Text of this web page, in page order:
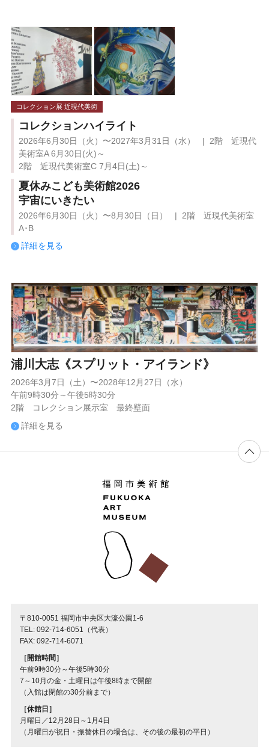
コレクション展 近現代美術
コレクションハイライト
2026年6月30日（火）〜2027年3月31日（水） | 2階 近現代
美術室A 6月30日(火)～
2階 近現代美術室C 7月4日(土)～
夏休みこども美術館2026
宇宙にいきたい
2026年6月30日（火）〜8月30日（日） | 2階 近現代美術室
A･B
詳細を見る
浦川大志《スプリット・アイランド》
2026年3月7日（土）〜2028年12月27日（水）
午前9時30分～午後5時30分
2階 コレクション展示室 最終壁面
詳細を見る
〒810-0051 福岡市中央区大濠公園1-6
TEL: 092-714-6051（代表）
FAX: 092-714-6071
［開館時間］
午前9時30分～午後5時30分
7～10月の金・土曜日は午後8時まで開館
（入館は閉館の30分前まで）
［休館日］
月曜日／12月28日～1月4日
（月曜日が祝日・振替休日の場合は、その後の最初の平日）